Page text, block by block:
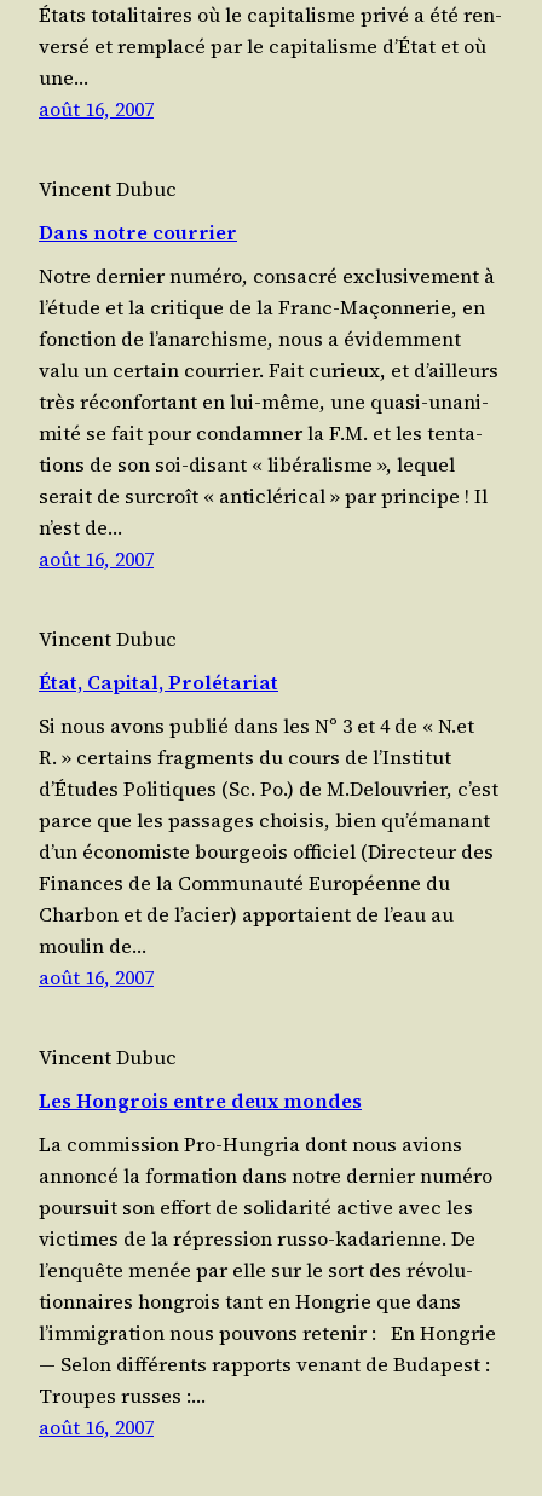
États tota­li­taires où le capi­ta­lisme pri­vé a été ren­
ver­sé et rem­pla­cé par le capi­ta­lisme d’État et où
une…
août 16, 2007
Vincent Dubuc
Dans notre courrier
Notre der­nier numéro, consa­cré exclu­si­ve­ment à
l’é­tude et la critique de la Franc-Maçon­ne­rie, en
fonc­tion de l’a­nar­chisme, nous a évi­dem­ment
valu un cer­tain cour­rier. Fait curieux, et d’ailleurs
très récon­for­tant en lui-même, une qua­si-una­ni­
mi­té se fait pour condam­ner la F.M. et les ten­ta­
tions de son soi-disant « libéralisme », lequel
serait de sur­croît « anticlérical » par prin­cipe ! Il
n’est de…
août 16, 2007
Vincent Dubuc
État, Capital, Prolétariat
Si nous avons publié dans les Nº 3 et 4 de « N.et
R. » certains frag­ments du cours de l’Ins­ti­tut
d’Études Poli­tiques (Sc. Po.) de M.Delouvrier, c’est
parce que les passages choi­sis, bien qu’é­ma­nant
d’un éco­no­miste bourgeois offi­ciel (Direc­teur des
Finances de la Com­mu­nau­té Européenne du
Char­bon et de l’a­cier) appor­taient de l’eau au
mou­lin de…
août 16, 2007
Vincent Dubuc
Les Hongrois entre deux mondes
La commission Pro-Hun­gria dont nous avions
annon­cé la for­ma­tion dans notre der­nier numé­ro
pour­suit son effort de soli­da­ri­té active avec les
vic­times de la répres­sion russo-kadarienne. De
l’en­quête menée par elle sur le sort des révo­lu­
tion­naires hon­grois tant en Hon­grie que dans
l’im­mi­gra­tion nous pou­vons retenir : En Hongrie
― Selon dif­fé­rents rap­ports venant de Budapest :
Troupes russes :…
août 16, 2007